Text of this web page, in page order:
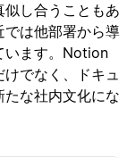
し合うこともあ
では他部署から導
います。Notion
でなく、ドキュ
な社内文化にな